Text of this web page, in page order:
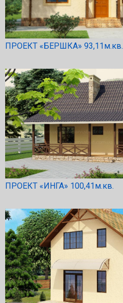
ПРОЕКТ «БЕРШКА» 93,11м.кв.
ПРОЕКТ «ИНГА» 100,41м.кв.